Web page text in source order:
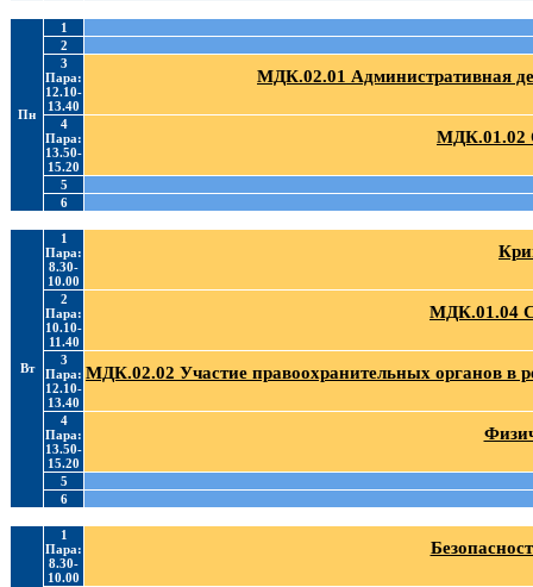
Пн
1
2
3
Пара:
12.10-
13.40
МДК.02.01 Административная
4
Пара:
13.50-
15.20
МДК.01.02
5
6
Вт
1
Пара:
8.30-
10.00
2
Пара:
10.10-
11.40
МДК.01.04
3
Пара:
12.10-
13.40
МДК.02.02 Участие правоохранительных органов
4
Пара:
13.50-
15.20
5
6
1
Пара:
8.30-
10.00